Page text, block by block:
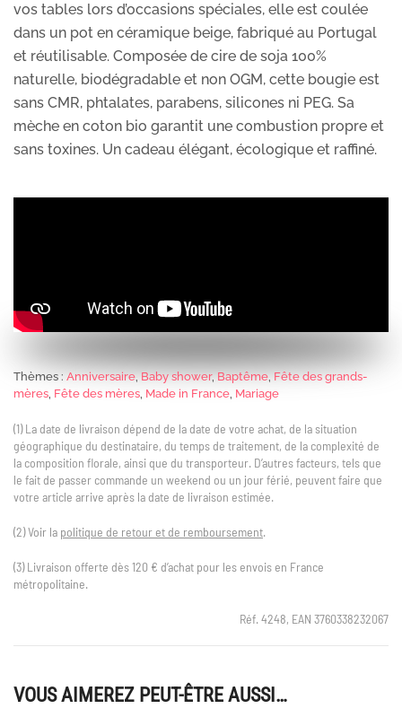
vos tables lors d’occasions spéciales, elle est coulée
dans un pot en céramique beige, fabriqué au Portugal
et réutilisable. Composée de cire de soja 100%
naturelle, biodégradable et non OGM, cette bougie est
sans CMR, phtalates, parabens, silicones ni PEG. Sa
mèche en coton bio garantit une combustion propre et
sans toxines. Un cadeau élégant, écologique et raffiné.
Thèmes : Anniversaire, Baby shower, Baptême, Fête des grands-
mères, Fête des mères, Made in France, Mariage
(1) La date de livraison dépend de la date de votre achat, de la situation
géographique du destinataire, du temps de traitement, de la complexité de
la composition florale, ainsi que du transporteur. D’autres facteurs, tels que
le fait de passer commande un weekend ou un jour férié, peuvent faire que
votre article arrive après la date de livraison estimée.
(2) Voir la politique de retour et de remboursement.
(3) Livraison offerte dès 120 € d’achat pour les envois en France
métropolitaine.
Réf. 4248, EAN 3760338232067
VOUS AIMEREZ PEUT-ÊTRE AUSSI…